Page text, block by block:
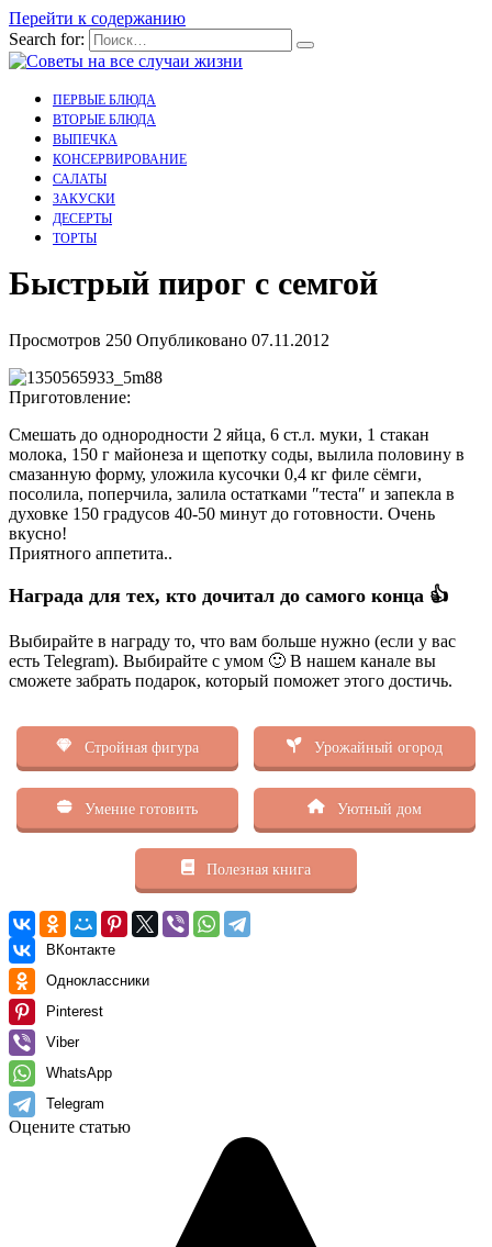
Перейти к содержанию
Search for:
ПЕРВЫЕ БЛЮДА
ВТОРЫЕ БЛЮДА
ВЫПЕЧКА
КОНСЕРВИРОВАНИЕ
САЛАТЫ
ЗАКУСКИ
ДЕСЕРТЫ
ТОРТЫ
Быстрый пирог с семгой
Просмотров 250 Опубликовано 07.11.2012
Приготовление:
Смешать до однородности 2 яйца, 6 ст.л. муки, 1 стакан
молока, 150 г майонеза и щепотку соды, вылила половину в
смазанную форму, уложила кусочки 0,4 кг филе сёмги,
посолила, поперчила, залила остатками ″теста″ и запекла в
духовке 150 градусов 40-50 минут до готовности. Очень
вкусно!
Приятного аппетита..
Награда для тех, кто дочитал до самого конца 👍
Выбирайте в награду то, что вам больше нужно (если у вас
есть Telegram). Выбирайте с умом 🙂 В нашем канале вы
сможете забрать подарок, который поможет этого достичь.
Стройная фигура Урожайный огород
Умение готовить Уютный дом
Полезная книга
ВКонтакте
Одноклассники
Pinterest
Viber
WhatsApp
Telegram
Оцените статью